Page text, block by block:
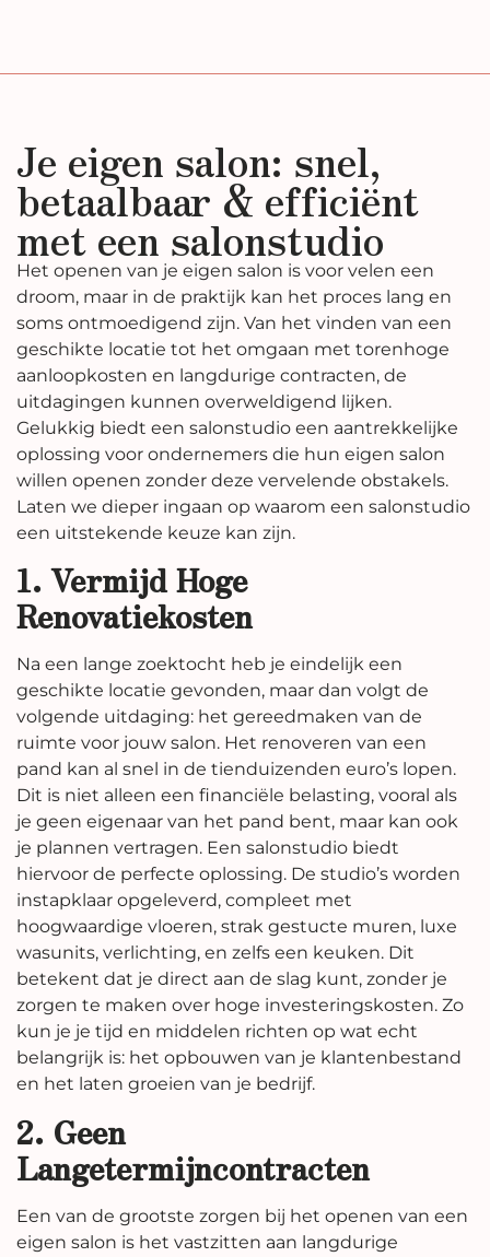
Je eigen salon: snel,
betaalbaar & efficiënt
met een salonstudio
Het openen van je eigen salon is voor velen een
droom, maar in de praktijk kan het proces lang en
soms ontmoedigend zijn. Van het vinden van een
geschikte locatie tot het omgaan met torenhoge
aanloopkosten en langdurige contracten, de
uitdagingen kunnen overweldigend lijken.
Gelukkig biedt een salonstudio een aantrekkelijke
oplossing voor ondernemers die hun eigen salon
willen openen zonder deze vervelende obstakels.
Laten we dieper ingaan op waarom een salonstudio
een uitstekende keuze kan zijn.
1. Vermijd Hoge
Renovatiekosten
Na een lange zoektocht heb je eindelijk een
geschikte locatie gevonden, maar dan volgt de
volgende uitdaging: het gereedmaken van de
ruimte voor jouw salon. Het renoveren van een
pand kan al snel in de tienduizenden euro’s lopen.
Dit is niet alleen een financiële belasting, vooral als
je geen eigenaar van het pand bent, maar kan ook
je plannen vertragen. Een salonstudio biedt
hiervoor de perfecte oplossing. De studio’s worden
instapklaar opgeleverd, compleet met
hoogwaardige vloeren, strak gestucte muren, luxe
wasunits, verlichting, en zelfs een keuken. Dit
betekent dat je direct aan de slag kunt, zonder je
zorgen te maken over hoge investeringskosten. Zo
kun je je tijd en middelen richten op wat echt
belangrijk is: het opbouwen van je klantenbestand
en het laten groeien van je bedrijf.
2. Geen
Langetermijncontracten
Een van de grootste zorgen bij het openen van een
eigen salon is het vastzitten aan langdurige